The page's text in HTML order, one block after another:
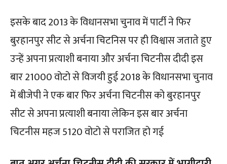
इसके बाद 2013 के विधानसभा चुनाव में पार्टी ने फिर
बुरहानपुर सीट से अर्चना चिटनिस पर ही विश्वास जताते हुए
उन्हें अपना प्रत्याशी बनाया और अर्चना चिटनीस दीदी इस
बार 21000 वोटो से विजयी हुई 2018 के विधानसभा चुनाव
में बीजेपी ने एक बार फिर अर्चना चिटनीस को बुरहानपुर
सीट से अपना प्रत्याशी बनाया लेकिन इस बार अर्चना
चिटनीस महज 5120 वोटो से पराजित हो गई